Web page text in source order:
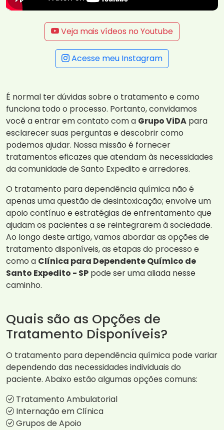
Veja mais vídeos no Youtube
Acesse meu Instagram
É normal ter dúvidas sobre o tratamento e como
funciona todo o processo. Portanto, convidamos
você a entrar em contato com a Grupo ViDA para
esclarecer suas perguntas e descobrir como
podemos ajudar. Nossa missão é fornecer
tratamentos eficazes que atendam às necessidades
da comunidade de Santo Expedito e arredores.
O tratamento para dependência química não é
apenas uma questão de desintoxicação; envolve um
apoio contínuo e estratégias de enfrentamento que
ajudam os pacientes a se reintegrarem à sociedade.
Ao longo deste artigo, vamos abordar as opções de
tratamento disponíveis, as etapas do processo e
como a Clínica para Dependente Químico de
Santo Expedito - SP pode ser uma aliada nesse
caminho.
Quais são as Opções de
Tratamento Disponíveis?
O tratamento para dependência química pode variar
dependendo das necessidades individuais do
paciente. Abaixo estão algumas opções comuns:
Tratamento Ambulatorial
Internação em Clínica
Grupos de Apoio